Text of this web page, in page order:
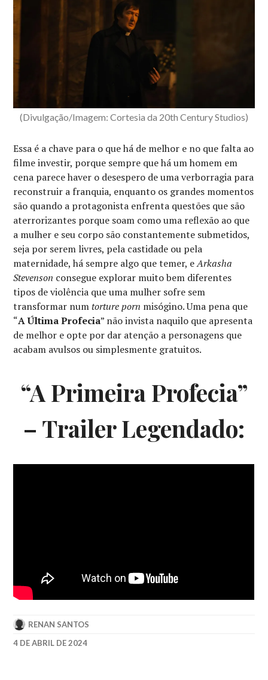
(Divulgação/Imagem: Cortesia da 20th Century Studios)
Essa é a chave para o que há de melhor e no que falta ao
filme investir, porque sempre que há um homem em
cena parece haver o desespero de uma verborragia para
reconstruir a franquia, enquanto os grandes momentos
são quando a protagonista enfrenta questões que são
aterrorizantes porque soam como uma reflexão ao que
a mulher e seu corpo são constantemente submetidos,
seja por serem livres, pela castidade ou pela
maternidade, há sempre algo que temer, eArkasha
Stevenson consegue explorar muito bem diferentes
tipos de violência que uma mulher sofre sem
transformar numtorture porn misógino. Uma pena que
“A Última Profecia” não invista naquilo que apresenta
de melhor e opte por dar atenção a personagens que
acabam avulsos ou simplesmente gratuitos.
“A Primeira Profecia”
– Trailer Legendado:
RENAN SANTOS
4 DE ABRIL DE 2024